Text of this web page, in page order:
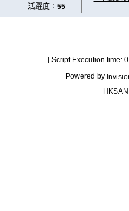
活躍度： 55
[ Script Execution time:
Powered by